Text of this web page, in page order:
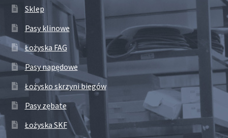
Sklep
Pasy klinowe
Łożyska FAG
Pasy napędowe
Łożysko skrzyni biegów
Pasy zębate
Łożyska SKF